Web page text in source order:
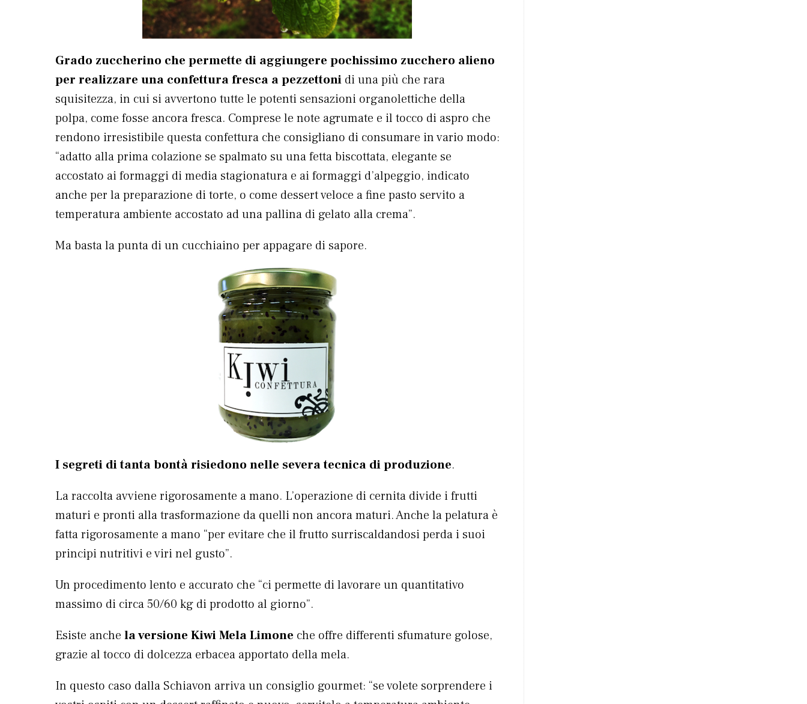
Grado zuccherino che permette di aggiungere pochissimo zucchero alieno
per realizzare una confettura fresca a pezzettoni di una più che rara
squisitezza, in cui si avvertono tutte le potenti sensazioni organolettiche della
polpa, come fosse ancora fresca. Comprese le note agrumate e il tocco di aspro che
rendono irresistibile questa confettura che consigliano di consumare in vario modo:
“adatto alla prima colazione se spalmato su una fetta biscottata, elegante se
accostato ai formaggi di media stagionatura e ai formaggi d’alpeggio, indicato
anche per la preparazione di torte, o come dessert veloce a fine pasto servito a
temperatura ambiente accostato ad una pallina di gelato alla crema”.
Ma basta la punta di un cucchiaino per appagare di sapore.
I segreti di tanta bontà risiedono nelle severa tecnica diproduzione.
La raccolta avviene rigorosamente a mano. L’operazione di cernita divide i frutti
maturi e pronti alla trasformazione da quelli non ancora maturi. Anche la pelatura è
fatta rigorosamente a mano “per evitare che il frutto surriscaldandosi perda i suoi
principi nutritivi e viri nel gusto”.
Un procedimento lento e accurato che “ci permette di lavorare un quantitativo
massimo di circa 50/60 kg di prodotto al giorno”.
Esiste anche la versione Kiwi Mela Limone che offre differenti sfumature golose,
grazie al tocco di dolcezza erbacea apportato della mela.
In questo caso dalla Schiavon arriva un consiglio gourmet: “se volete sorprendere i